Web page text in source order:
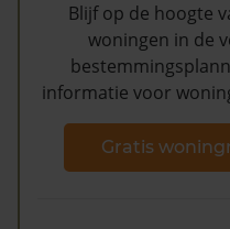
Blijf op de hoogte
woningen in de
informatie voor
Gratis